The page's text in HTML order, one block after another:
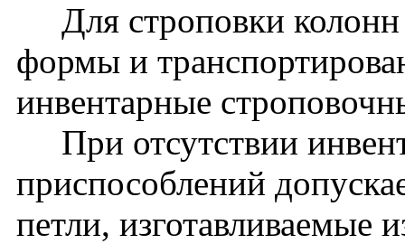
Для строповки колонн
формы и
инвентарные
При отсутствии
приспособлений
петли, изготавливаемые